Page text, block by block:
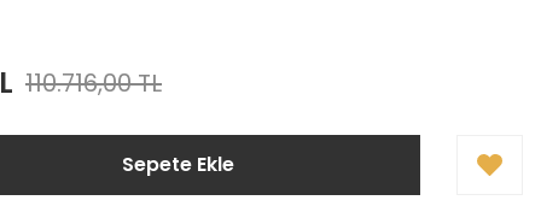
110.716,00 TL
Sepete Ekle